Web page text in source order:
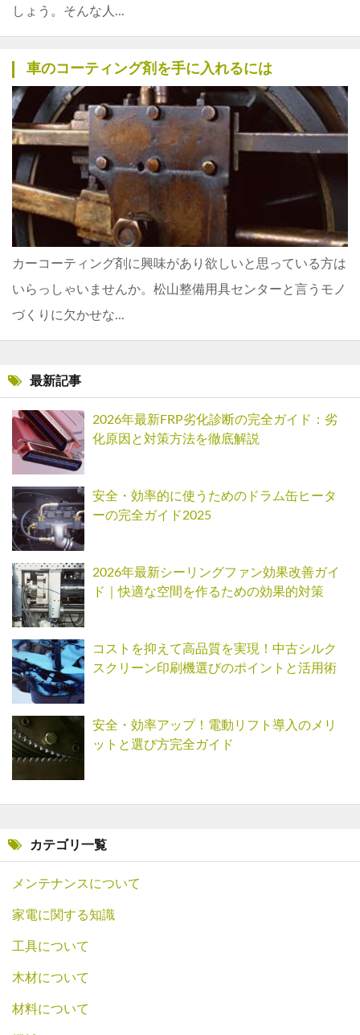
しょう。そんな人...
車のコーティング剤を手に入れるには
カーコーティング剤に興味があり欲しいと思っている方は
いらっしゃいませんか。松山整備用具センターと言うモノ
づくりに欠かせな...
最新記事
2026年最新FRP劣化診断の完全ガイド：劣
化原因と対策方法を徹底解説
安全・効率的に使うためのドラム缶ヒータ
ーの完全ガイド2025
2026年最新シーリングファン効果改善ガイ
ド｜快適な空間を作るための効果的対策
コストを抑えて高品質を実現！中古シルク
スクリーン印刷機選びのポイントと活用術
安全・効率アップ！電動リフト導入のメリ
ットと選び方完全ガイド
カテゴリ一覧
メンテナンスについて
家電に関する知識
工具について
木材について
材料について